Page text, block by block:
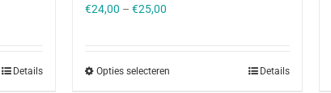
Details
€24,00 – €25,00
Opties selecteren Details